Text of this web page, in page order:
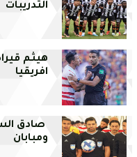
التدريبات
هيثم
افريقيا
صادق
ومبابان